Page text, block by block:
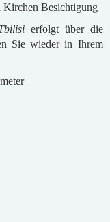
Kirchen Besichtigung
erfolgt über die
Sie wieder in Ihrem